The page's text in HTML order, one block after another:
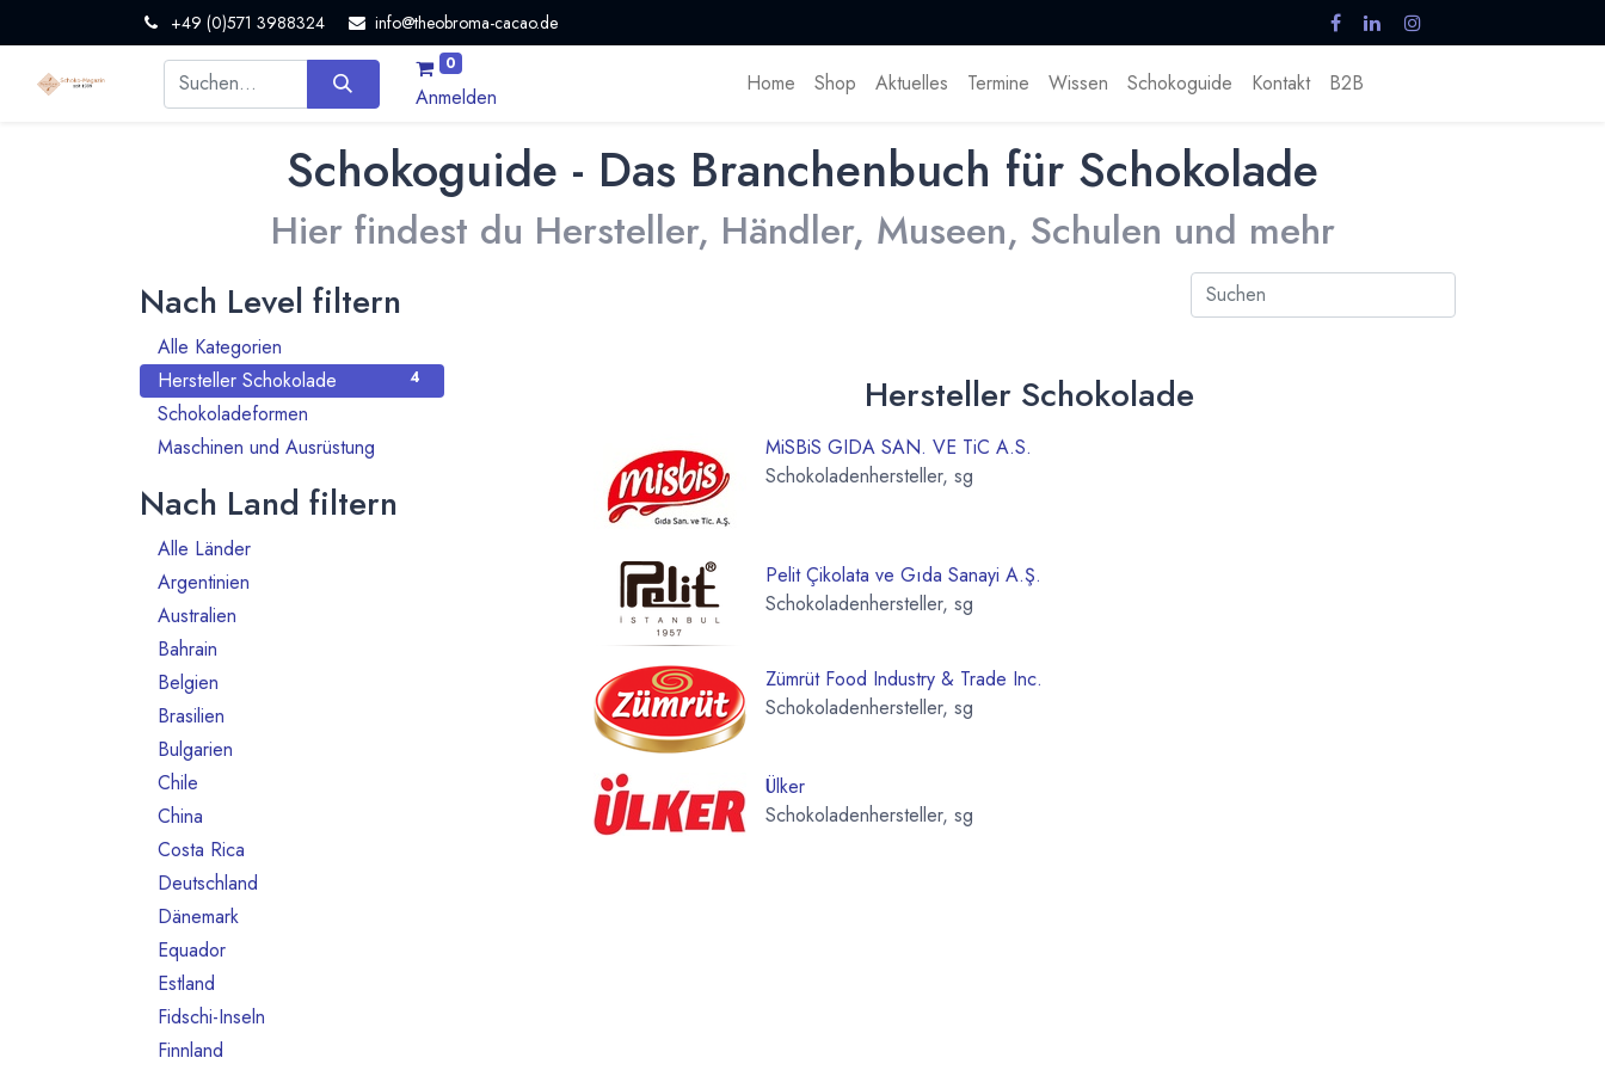
+49 (0)571 3988324 info@theobroma-cacao.de
0
Anmelden
Home Shop Aktuelles Termine Wissen Schokoguide Kontakt B2B
Schokoguide - Das Branchenbuch für Schokolade
Hier findest du Hersteller, Händler, Museen, Schulen und mehr
Nach Level filtern
Alle Kategorien
4
Hersteller Schokolade
Schokoladeformen
Maschinen und Ausrüstung
Nach Land filtern
Alle Länder
Argentinien
Australien
Bahrain
Belgien
Brasilien
Bulgarien
Chile
China
Costa Rica
Deutschland
Dänemark
Equador
Estland
Fidschi-Inseln
Finnland
Hersteller Schokolade
MiSBiS GIDA SAN. VE TiC A.S.
Schokoladenhersteller, sg
Pelit Çikolata ve Gıda Sanayi A.Ş.
Schokoladenhersteller, sg
Zümrüt Food Industry & Trade Inc.
Schokoladenhersteller, sg
Ülker
Schokoladenhersteller, sg